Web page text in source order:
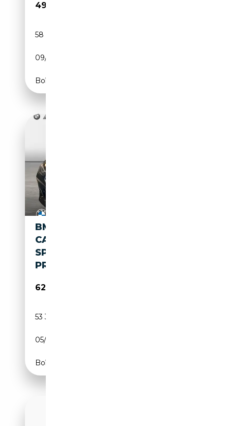
49 860€
58 415 km
09/2020
Boîte automatique
BMW M850 I XDRIVE
CABRIO*M
SPORTPAKET*20"*LC
PROF.*HUD*ICON
62 990€
53 312 km
05/2022
Boîte automatique